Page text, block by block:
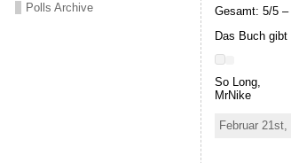
Polls Archive
Gesamt: 5/5 –
Das Buch
So Long,
MrNike
Februar